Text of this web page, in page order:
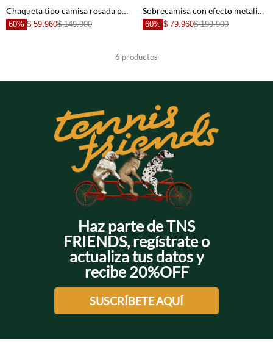
+ +
+
+
Chaqueta tipo camisa rosada para niña
60% $ 59.960$ 149.900
Sobrecamisa con efecto metalizado gris para niña
60% $ 79.960$ 199.900
6 productos
Haz parte de TNS
FRIENDS, regístrate o
actualiza tus datos y
recibe 20%OFF
SUSCRÍBETE AQUÍ